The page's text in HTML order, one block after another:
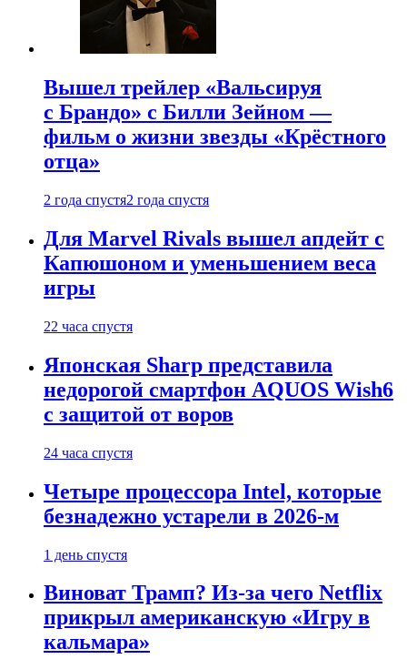
Вышел трейлер «Вальсируя
с Брандо» с Билли Зейном —
фильм о жизни звезды «Крёстного
отца»
2 года спустя2 года спустя
Для Marvel Rivals вышел апдейт с
Капюшоном и уменьшением веса
игры
22 часа спустя
Японская Sharp представила
недорогой смартфон AQUOS Wish6
с защитой от воров
24 часа спустя
Четыре процессора Intel, которые
безнадежно устарели в 2026-м
1 день спустя
Виноват Трамп? Из-за чего Netflix
прикрыл американскую «Игру в
кальмара»